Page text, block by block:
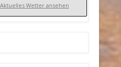
Aktuelles Wetter ansehen